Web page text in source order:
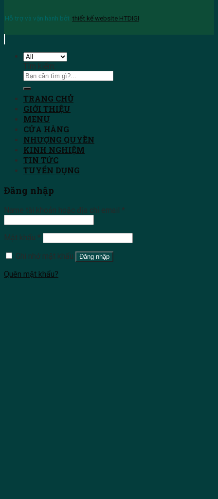
Hỗ trợ và vận hành bởi: thiết kế website HTDIGI
Tìm kiếm:
TRANG CHỦ
GIỚI THIỆU
MENU
CỬA HÀNG
NHƯỢNG QUYỀN
KINH NGHIỆM
TIN TỨC
TUYỂN DỤNG
Đăng nhập
Name tài khoản hoặc địa chỉ email *
Mật khẩu *
Ghi nhớ mật khẩu
Đăng nhập
Quên mật khẩu?